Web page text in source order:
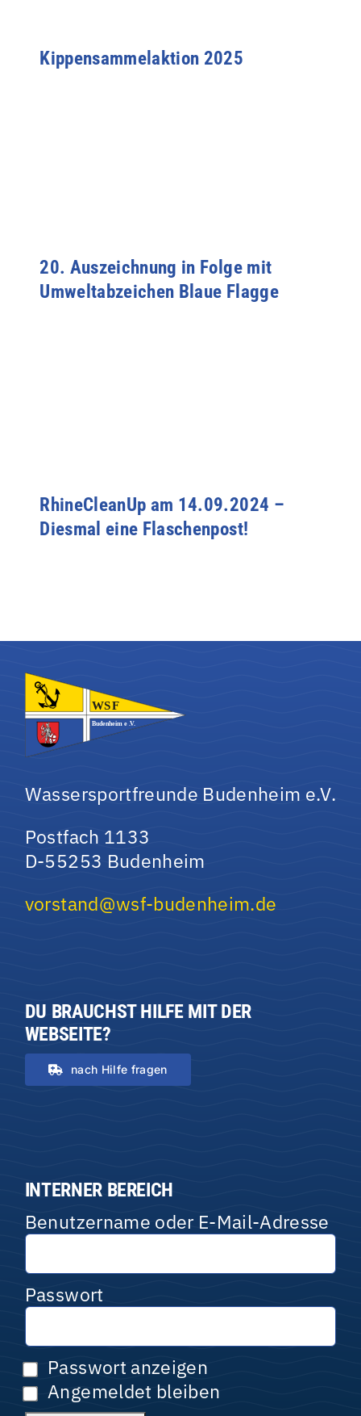
Kippensammelaktion 2025
20. Auszeichnung in Folge mit
Umweltabzeichen Blaue Flagge
RhineCleanUp am 14.09.2024 –
Diesmal eine Flaschenpost!
Wassersportfreunde Budenheim e.V.
Postfach 1133
D-55253 Budenheim
vorstand@wsf-budenheim.de
DU BRAUCHST HILFE MIT DER
WEBSEITE?
nach Hilfe fragen
INTERNER BEREICH
Benutzername oder E-Mail-Adresse
Passwort
Passwort anzeigen
Angemeldet bleiben